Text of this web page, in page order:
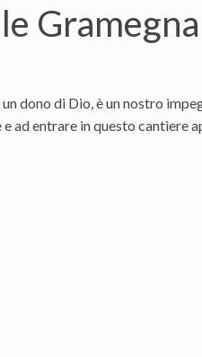
Gramegna
dono di Dio, è un nostro
ad entrare in questo